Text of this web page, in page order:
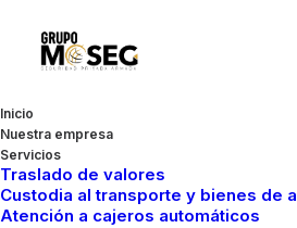
Inicio
Nuestra empresa
Servicios
Traslado de valores
Custodia al transporte y bienes de
Atención a cajeros automáticos